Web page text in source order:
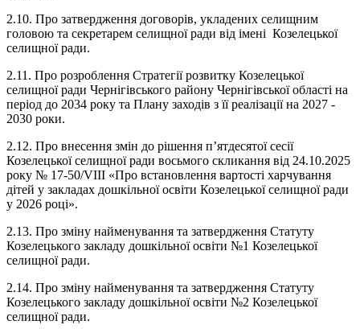
2.10. Про затвердження договорів, укладених селищним
головою та секретарем селищної ради від імені Козелецької
селищної ради.
2.11. Про розроблення Стратегії розвитку Козелецької
селищної ради Чернігівського району Чернігівської області на
період до 2034 року та Плану заходів з її реалізації на 2027 -
2030 роки.
2.12. Про внесення змін до рішення п’ятдесятої сесії
Козелецької селищної ради восьмого скликання від 24.10.2025
року № 17-50/VIII «Про встановлення вартості харчування
дітей у закладах дошкільної освіти Козелецької селищної ради
у 2026 році».
2.13. Про зміну найменування та затвердження Статуту
Козелецького закладу дошкільної освіти №1 Козелецької
селищної ради.
2.14. Про зміну найменування та затвердження Статуту
Козелецького закладу дошкільної освіти №2 Козелецької
селищної ради.